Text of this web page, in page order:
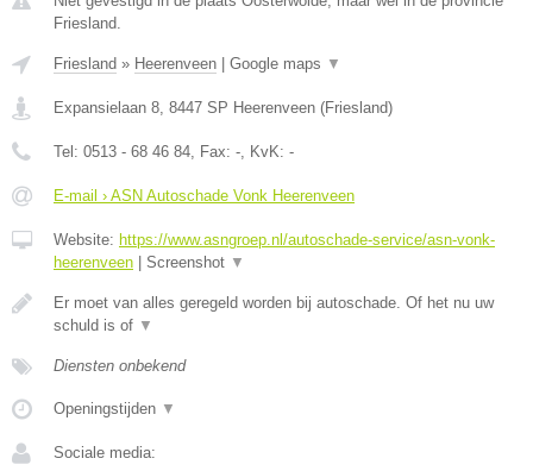
Friesland.
Friesland » Heerenveen Google maps ▼
Expansielaan 8, 8447 SP Heerenveen (Friesland)
Tel: 0513 - 68 46 84, Fax: -, KvK: -
E-mail › ASN Autoschade Vonk Heerenveen
Website: https://www.asngroep.nl/autoschade-service/asn-vonk-
heerenveen
Screenshot ▼
Er moet van alles geregeld worden bij autoschade. Of het nu uw
schuld is of ▼
Diensten onbekend
Openingstijden ▼
Sociale media: